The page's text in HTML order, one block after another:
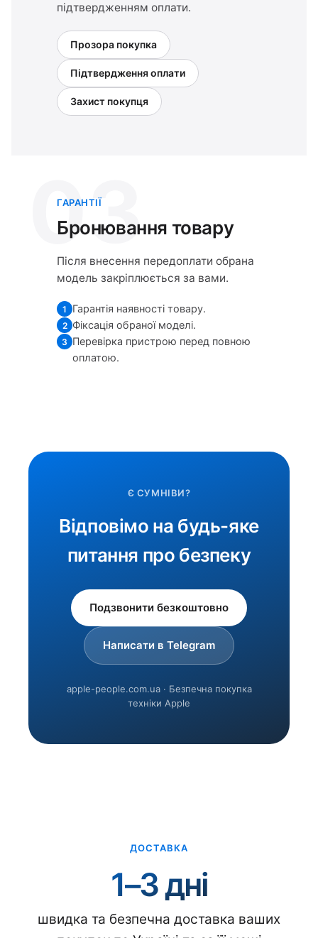
підтвердженням оплати.
Прозора покупка
Підтвердження оплати
Захист покупця
03
ГАРАНТІЇ
Бронювання товару
Після внесення передоплати обрана
модель закріплюється за вами.
1 Гарантія наявності товару.
2 Фіксація обраної моделі.
3 Перевірка пристрою перед повною
оплатою.
Є СУМНІВИ?
Відповімо на будь-яке
питання про безпеку
Подзвонити безкоштовно
Написати в Telegram
apple-people.com.ua · Безпечна покупка
техніки Apple
ДОСТАВКА
1–3 дні
швидка та безпечна доставка ваших